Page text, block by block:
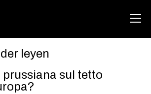
HOME
ABOUT
leyen
prussiana sul tetto